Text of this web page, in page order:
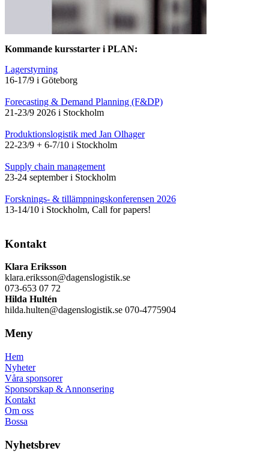
Kommande kursstarter i PLAN:
Lagerstyrning
16-17/9 i Göteborg
Forecasting & Demand Planning (F&DP)
21-23/9 2026 i Stockholm
Produktionslogistik med Jan Olhager
22-23/9 + 6-7/10 i Stockholm
Supply chain management
23-24 september i Stockholm
Forsknings- & tillämpningskonferensen 2026
13-14/10 i Stockholm, Call for papers!
Kontakt
Klara Eriksson
klara.eriksson@dagenslogistik.se
073-653 07 72
Hilda Hultén
hilda.hulten@dagenslogistik.se 070-4775904
Meny
Hem
Nyheter
Våra sponsorer
Sponsorskap & Annonsering
Kontakt
Om oss
Bossa
Nyhetsbrev